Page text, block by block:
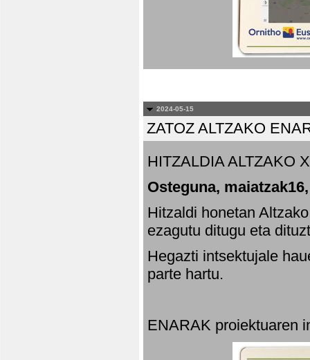
2024-05-15
ZATOZ ALTZAKO
HITZALDIA ALTZAKO
Osteguna,
Hitzaldi honetan
ezagutu ditugu eta
Hegazti intsektujale
parte hartu.
ENARAK proiektuaren